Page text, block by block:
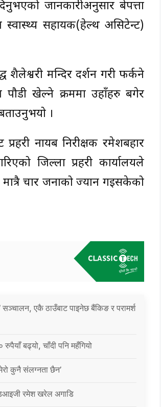
जानकारीअनुसार बेपत्ता
स्वास्थ्य सहायक(हेल्थ असिटेन्ट)
शैलेश्वरी मन्दिर दर्शन गरी फर्कने
पौडी खेल्ने क्रममा उहाँहरु बगेर
।
नायब निरीक्षक रमेशबहादुर
जिल्ला प्रहरी कार्यालयले
चार जनाको ज्यान गइसकेको
एकै ठाउँबाट पाइनेछ बैंकिङ र परामर्श
रुपैयाँ बढ्यो, चाँदी पनि महँगियो
मेरो कुनै संलग्नता छैन’
रमेश खरेल अगाडि